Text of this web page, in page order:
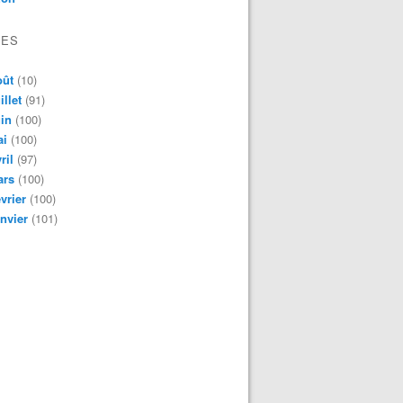
(10)
(91)
(100)
(100)
(97)
(100)
(100)
(101)